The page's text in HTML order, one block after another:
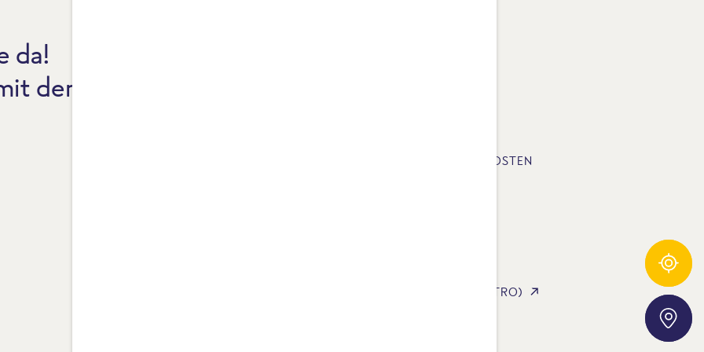
Zutatentracker
Storefinder
da!
dem Reinheitsgebot.
ZAHLUNGSART & VERSANDKOSTEN
FROSTA FOODSERVICE (GASTRO)